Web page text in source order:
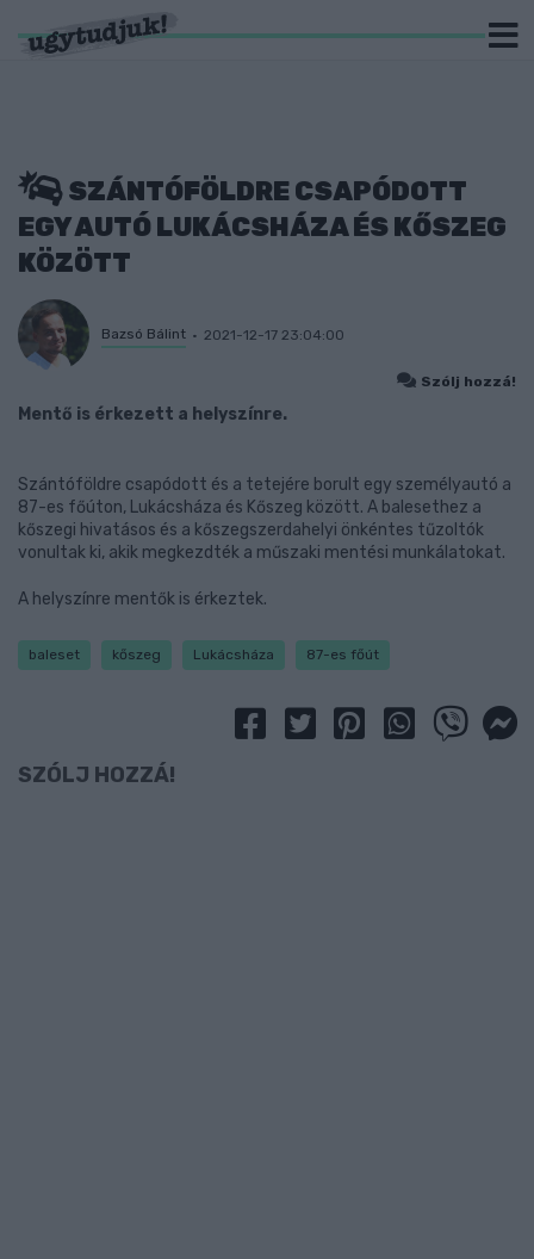
SZÁNTÓFÖLDRE CSAPÓDOTT
EGY AUTÓ LUKÁCSHÁZA ÉS KŐSZEG
KÖZÖTT
Bazsó Bálint 2021-12-17 23:04:00
Szólj hozzá!
Mentő is érkezett a helyszínre.
Szántóföldre csapódott és a tetejére borult egy személyautó a
87-es főúton, Lukácsháza és Kőszeg között. A balesethez a
kőszegi hivatásos és a kőszegszerdahelyi önkéntes tűzoltók
vonultak ki, akik megkezdték a műszaki mentési munkálatokat.
A helyszínre mentők is érkeztek.
baleset kőszeg Lukácsháza 87-es főút
SZÓLJ HOZZÁ!